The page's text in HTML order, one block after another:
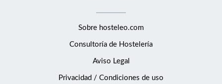
Sobre hosteleo.com
Consultoría de Hostelería
Aviso Legal
Privacidad / Condiciones de uso